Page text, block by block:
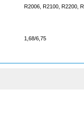
R2006, R2100, R2200,
1,68/6,75